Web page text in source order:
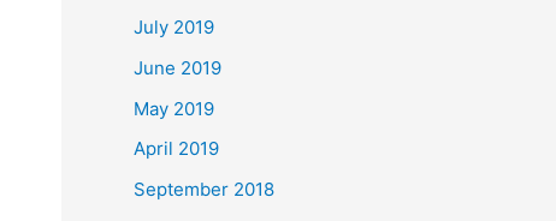
July 2019
June 2019
May 2019
April 2019
September 2018